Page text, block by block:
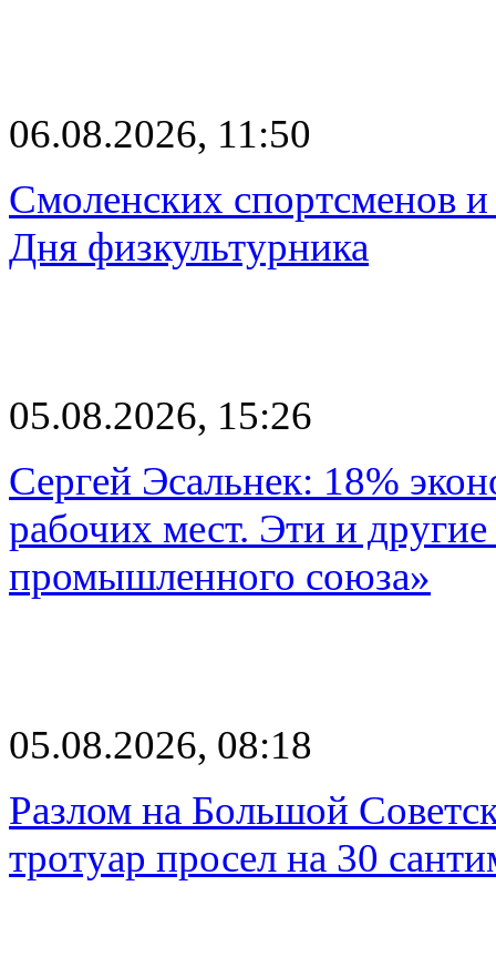
06.08.2026, 11:50
Смоленских спортсменов
Дня физкультурника
05.08.2026, 15:26
Сергей Эсальнек: 18%
рабочих мест. Эти и
промышленного союза»
05.08.2026, 08:18
Разлом на Большой
тротуар просел на 30